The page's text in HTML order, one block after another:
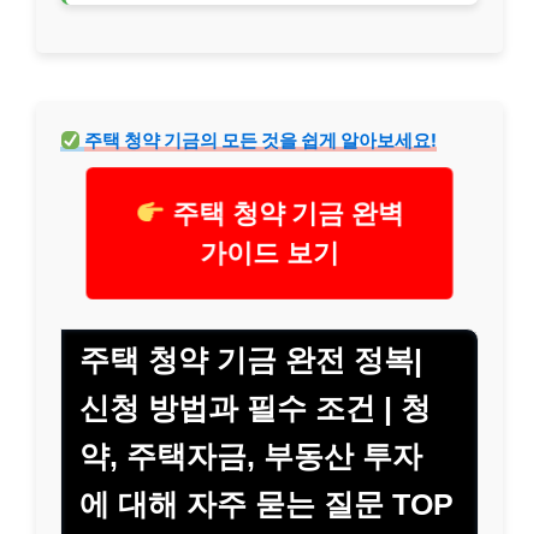
주택 청약 기금의 모든 것을 쉽게 알아보세요!
주택 청약 기금 완벽
가이드 보기
주택 청약 기금 완전 정복|
신청 방법과 필수 조건 | 청
약, 주택자금, 부동산 투자
에 대해 자주 묻는 질문 TOP